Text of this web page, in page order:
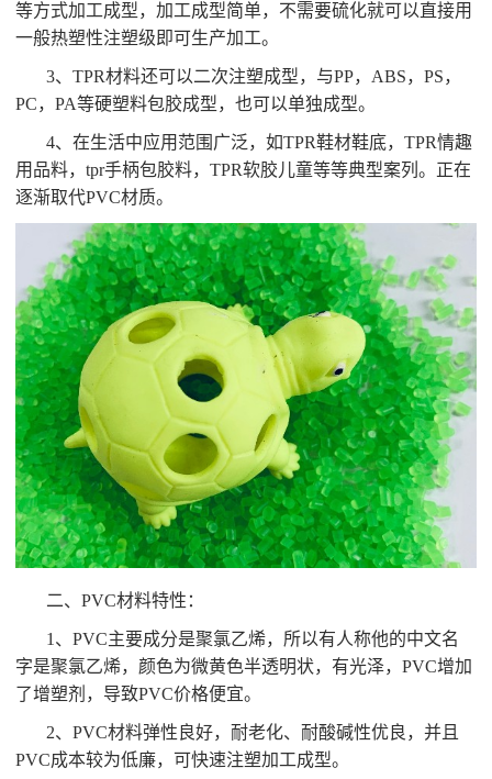
等方式加工成型，加工成型简单，不需要硫化就可以直接用
一般热塑性注塑级即可生产加工。
3、TPR材料还可以二次注塑成型，与PP，ABS，PS，
PC，PA等硬塑料包胶成型，也可以单独成型。
4、在生活中应用范围广泛，如TPR鞋材鞋底，TPR情趣
用品料，tpr手柄包胶料，TPR软胶儿童等等典型案列。正在
逐渐取代PVC材质。
二、PVC材料特性：
1、PVC主要成分是聚氯乙烯，所以有人称他的中文名
字是聚氯乙烯，颜色为微黄色半透明状，有光泽，PVC增加
了增塑剂，导致PVC价格便宜。
2、PVC材料弹性良好，耐老化、耐酸碱性优良，并且
PVC成本较为低廉，可快速注塑加工成型。